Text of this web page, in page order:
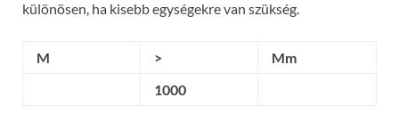
különösen, ha kisebb egységekre van szükség.
M >
Mm
1000